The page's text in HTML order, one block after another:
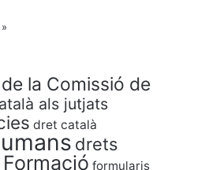
la Comissió de
als jutjats
dret català
drets
Formació formularis